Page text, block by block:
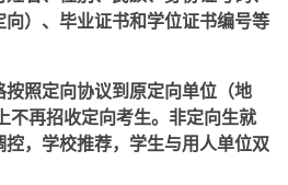
）、毕业证书和学位证书编号等
按照定向协议到原定向单位（地
不再招收定向考生。非定向生就
，学校推荐，学生与用人单位双